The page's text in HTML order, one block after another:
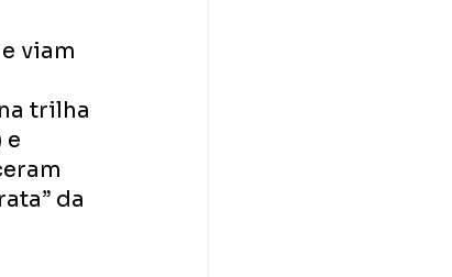
viam
trilha
e
da